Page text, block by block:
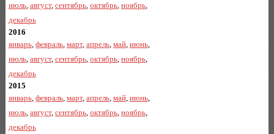
июль, август, сентябрь, октябрь, ноябрь,
декабрь
2016
январь, февраль, март, апрель, май, июнь,
июль, август, сентябрь, октябрь, ноябрь,
декабрь
2015
январь, февраль, март, апрель, май, июнь,
июль, август, сентябрь, октябрь, ноябрь,
декабрь